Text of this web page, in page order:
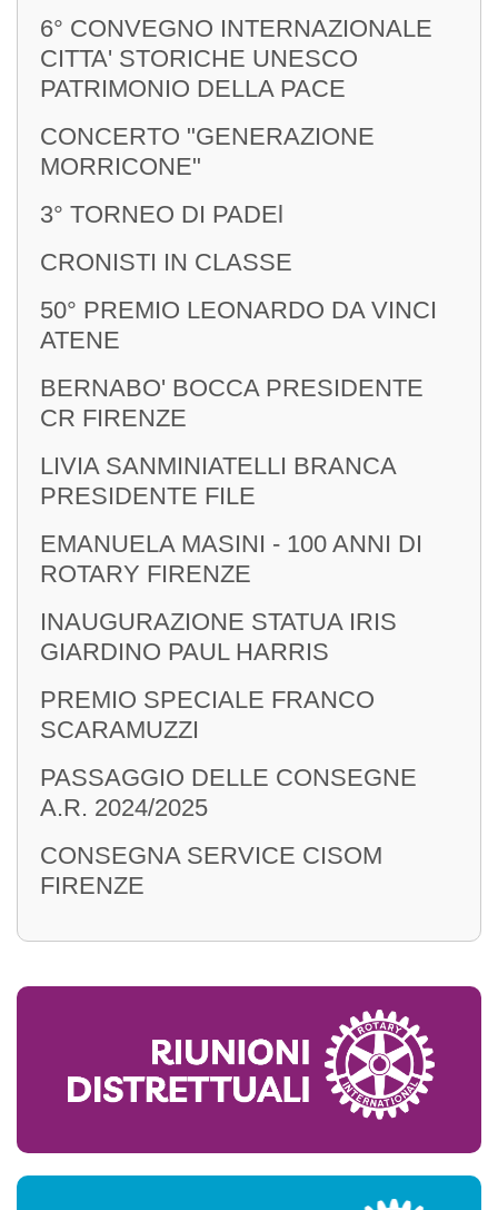
6° CONVEGNO INTERNAZIONALE
CITTA' STORICHE UNESCO
PATRIMONIO DELLA PACE
CONCERTO "GENERAZIONE
MORRICONE"
3° TORNEO DI PADEl
CRONISTI IN CLASSE
50° PREMIO LEONARDO DA VINCI
ATENE
BERNABO' BOCCA PRESIDENTE
CR FIRENZE
LIVIA SANMINIATELLI BRANCA
PRESIDENTE FILE
EMANUELA MASINI - 100 ANNI DI
ROTARY FIRENZE
INAUGURAZIONE STATUA IRIS
GIARDINO PAUL HARRIS
PREMIO SPECIALE FRANCO
SCARAMUZZI
PASSAGGIO DELLE CONSEGNE
A.R. 2024/2025
CONSEGNA SERVICE CISOM
FIRENZE